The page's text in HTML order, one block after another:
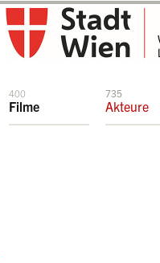
400
Filme
735
Akteure